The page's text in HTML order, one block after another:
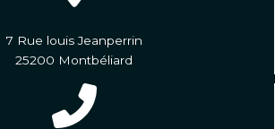
7 Rue louis Jeanperrin
25200 Montbéliard